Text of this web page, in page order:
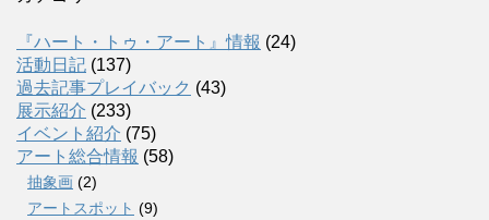
『ハート・トゥ・アート』情報 (24)
活動日記 (137)
過去記事プレイバック (43)
展示紹介 (233)
イベント紹介 (75)
アート総合情報 (58)
抽象画 (2)
アートスポット (9)